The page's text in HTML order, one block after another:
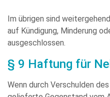
Im übrigen sind
auf Kündigung, Minderung
ausgeschlossen.
§ 9 Haftung für
Wenn durch Verschulden